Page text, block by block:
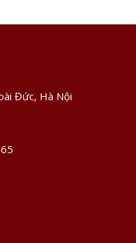
Đức, Hà Nội